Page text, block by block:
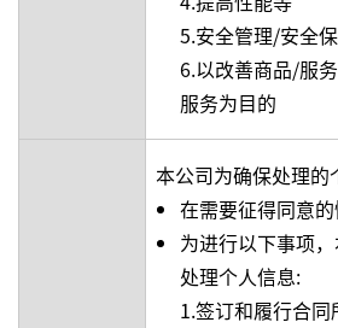
5.安全管理/安全
6.以改善商品/服
服务为目的
本公司为确保处理的
在需要征得同意
为进行以下事项
处理个人信息:
1.签订和履行合同